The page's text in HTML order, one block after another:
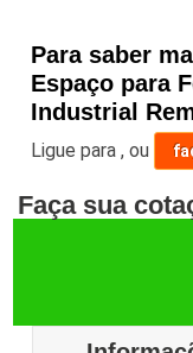
Para saber
Espaço para
Industrial
Ligue para,ou
Faça sua